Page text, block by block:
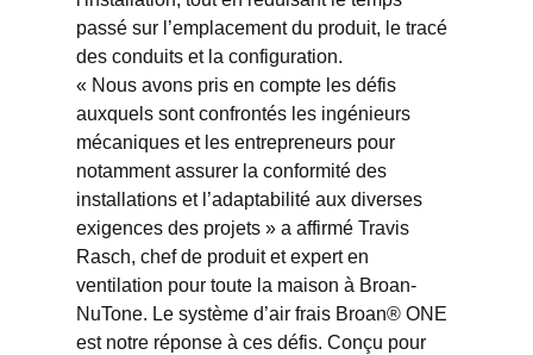
passé sur l’emplacement du produit, le tracé
des conduits et la configuration.
« Nous avons pris en compte les défis
auxquels sont confrontés les ingénieurs
mécaniques et les entrepreneurs pour
notamment assurer la conformité des
installations et l’adaptabilité aux diverses
exigences des projets » a affirmé Travis
Rasch, chef de produit et expert en
ventilation pour toute la maison à Broan-
NuTone. Le système d’air frais Broan® ONE
est notre réponse à ces défis. Conçu pour